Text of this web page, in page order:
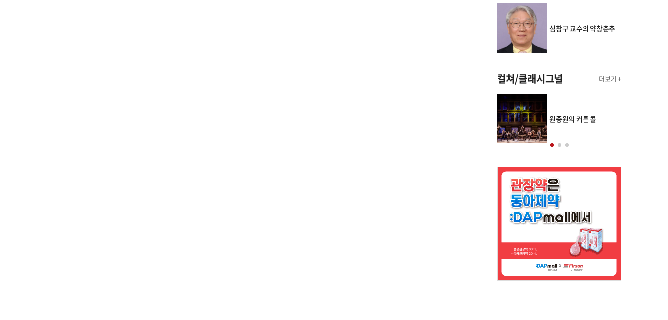
심창구 교수의 약창춘추
컬쳐/클래시그널 더보기 +
원종원의 커튼 콜